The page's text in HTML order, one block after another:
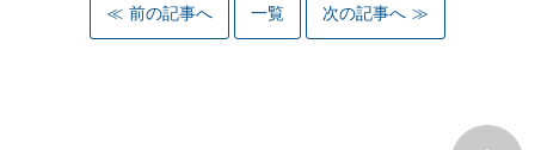
前の記事へ 一覧 次の記事へ